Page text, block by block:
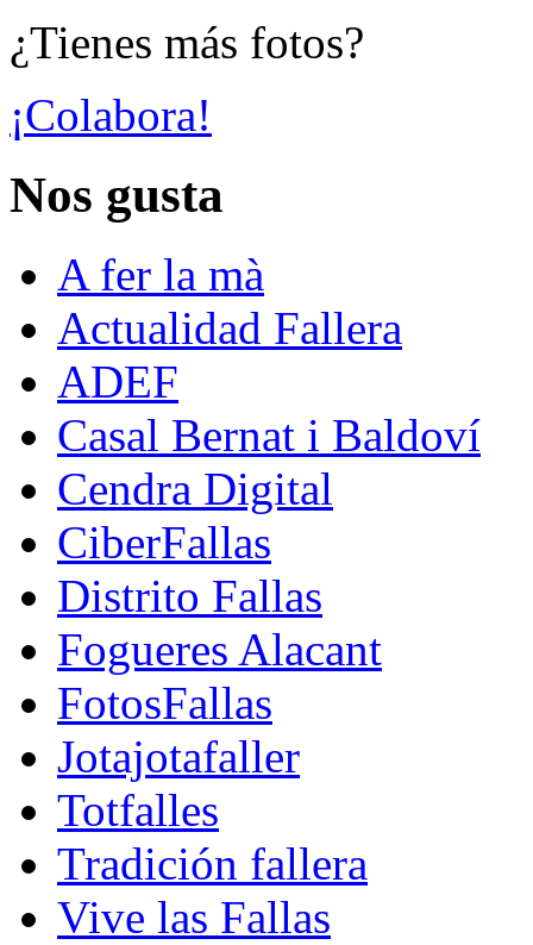
¿Tienes más fotos?
¡Colabora!
Nos gusta
A fer la mà
Actualidad Fallera
ADEF
Casal Bernat i Baldoví
Cendra Digital
CiberFallas
Distrito Fallas
Fogueres Alacant
FotosFallas
Jotajotafaller
Totfalles
Tradición fallera
Vive las Fallas